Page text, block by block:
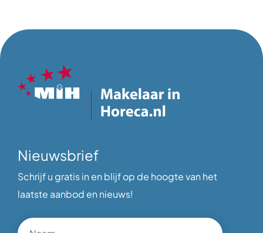
Nieuwsbrief
Schrijf u gratis in en blijf op de hoogte van het
laatste aanbod en nieuws!